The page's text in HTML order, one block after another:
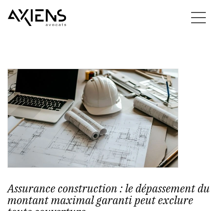
Assurance construction : le dépassement du
montant maximal garanti peut exclure